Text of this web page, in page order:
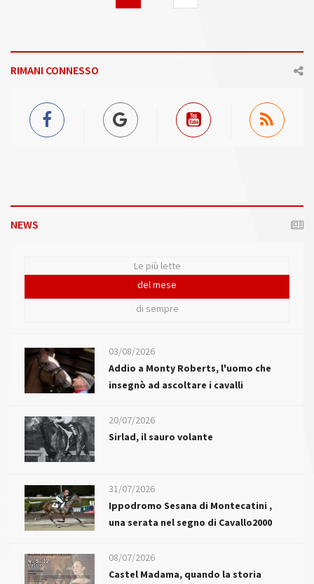
RIMANI CONNESSO
NEWS
Le più lette
del mese
di sempre
03/08/2026
Addio a Monty Roberts, l'uomo che
insegnò ad ascoltare i cavalli
20/07/2026
Sirlad, il sauro volante
31/07/2026
Ippodromo Sesana di Montecatini ,
una serata nel segno di Cavallo2000
08/07/2026
Castel Madama, quando la storia